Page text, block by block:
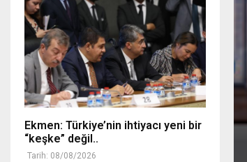
Ekmen: Türkiye’nin ihtiyacı yeni bir
“keşke” değil..
Tarih: 08/08/2026